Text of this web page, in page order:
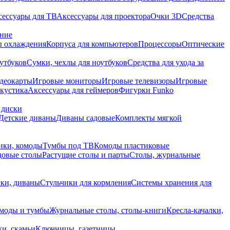
для ТВАксессуары для проектораОчки 3DСредства
охлажденияКорпуса для компьютеровПроцессорыОптические
Сумки, чехлы для ноутбуковСредства для ухода за
Игровые мониторыИгровые телевизорыИгровые
Аксессуары для геймеровФигурки Funko
диваныДиваны садовыеКомплекты мягкой
комодыТумбы под ТВКомоды пластиковые
столыРастущие столы и партыСтолы, журнальные
диваныСтульчики для кормленияСистемы хранения для
и тумбыЖурнальные столы, столы-книгиКресла-качалки,